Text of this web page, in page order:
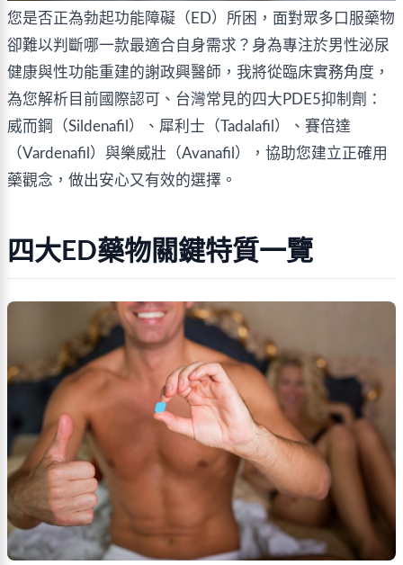
您是否正為勃起功能障礙（ED）所困，面對眾多口服藥物
卻難以判斷哪一款最適合自身需求？身為專注於男性泌尿
健康與性功能重建的謝政興醫師，我將從臨床實務角度，
為您解析目前國際認可、台灣常見的四大PDE5抑制劑：
威而鋼（Sildenafil）、犀利士（Tadalafil）、賽倍達
（Vardenafil）與樂威壯（Avanafil），協助您建立正確用
藥觀念，做出安心又有效的選擇。
四大ED藥物關鍵特質一覽